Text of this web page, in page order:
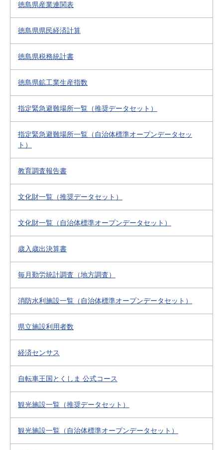
徳島県産業連関表
徳島県県民経済計算
徳島県税務統計書
徳島県鉱工業生産指数
指定緊急避難場所一覧（推奨データセット）
指定緊急避難場所一覧（自治体標準オープンデータセッ
ト）
教育調査報告書
文化財一覧（推奨データセット）
文化財一覧（自治体標準オープンデータセット）
歳入歳出決算書
毎月勤労統計調査（地方調査）
消防水利施設一覧（自治体標準オープンデータセット）
県立施設利用者数
経済センサス
自転車王国とくしま 公式コース
観光施設一覧（推奨データセット）
観光施設一覧（自治体標準オープンデータセット）